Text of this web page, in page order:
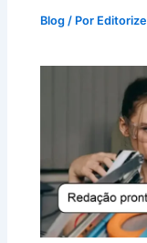
Blog / Por Editorize